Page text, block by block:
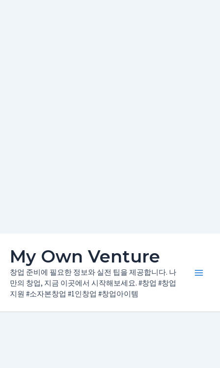
My Own Venture
창업 준비에 필요한 정보와 실전 팁을 제공합니다. 나
만의 창업, 지금 이곳에서 시작해보세요. #창업 #창업
지원 #소자본창업 #1인창업 #창업아이템